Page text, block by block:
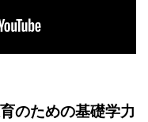
のための基礎学力